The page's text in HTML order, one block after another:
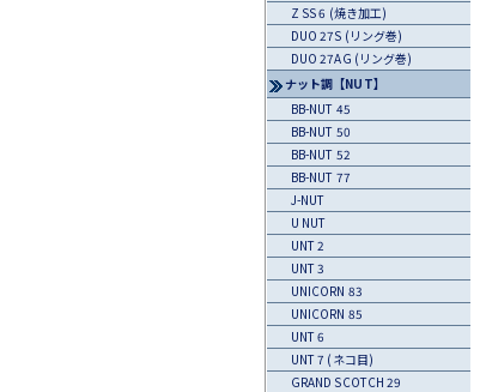
Z SS 6 (焼き加工)
DUO 27S (リング巻)
DUO 27AG (リング巻)
ナット調【NUT】
BB-NUT 45
BB-NUT 50
BB-NUT 52
BB-NUT 77
J-NUT
U NUT
UNT 2
UNT 3
UNICORN 83
UNICORN 85
UNT 6
UNT 7 (ネコ目)
GRAND SCOTCH 29